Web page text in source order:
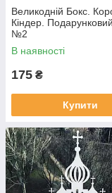
Великодній Бокс.
Кіндер.
№2
В наявності
175 ₴
Купити